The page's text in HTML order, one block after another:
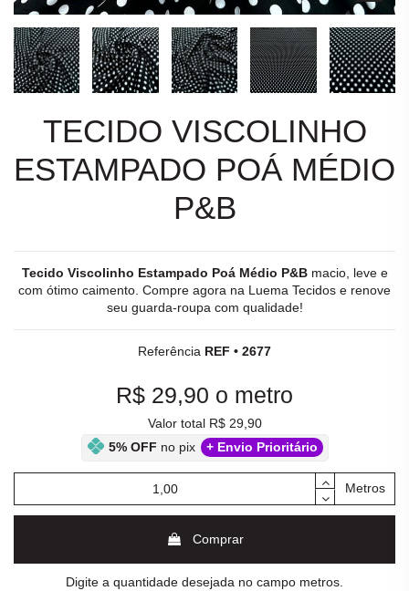
TECIDO VISCOLINHO
ESTAMPADO POÁ MÉDIO
P&B
Tecido Viscolinho Estampado Poá Médio P&Bmacio, leve e
com ótimo caimento. Compre agora na Luema Tecidos e renove
seu guarda-roupa com qualidade!
Referência REF • 2677
R$ 29,90 o metro
Valor total R$ 29,90
5% OFF no pix + Envio Prioritário
Metros
Comprar
Digite a quantidade desejada no campo metros.